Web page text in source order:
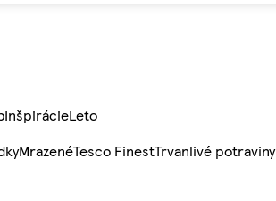
InšpirácieLeto
MrazenéTesco FinestTrvanlivé potraviny